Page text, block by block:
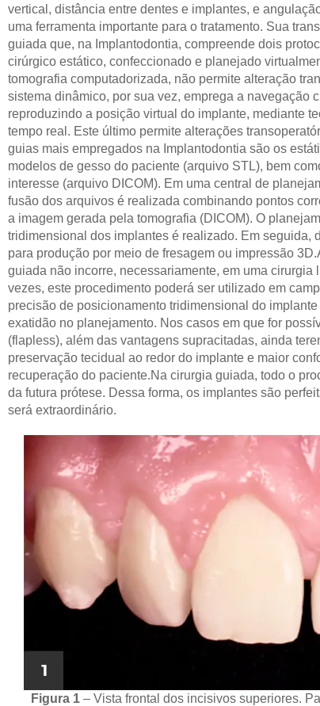
vertical, distância entre dentes e implantes, e
uma ferramenta importante para o tratamento. Sua
guiada que, na Implantodontia, compreende dois
cirúrgico estático, confeccionado e planejado
tomografia computadorizada, não permite alteração
sistema dinâmico, por sua vez, emprega a navegação
reproduzindo a posição virtual do implante, mediante
tempo real. Este último permite alterações
guias mais empregados na Implantodontia são os
modelos de gesso do paciente (arquivo STL), bem
interesse (arquivo DICOM). Em uma central de
fusão dos arquivos é realizada combinando pontos
a imagem gerada pela tomografia (DICOM). O
tridimensional dos implantes é realizado. Em seguida,
para produção por meio de fresagem ou impressão 3D.
guiada não incorre, necessariamente, em uma
vezes, este procedimento poderá ser utilizado em
precisão de posicionamento tridimensional do
exatidão no planejamento. Nos casos em que for
(flapless), além das vantagens supracitadas, ainda
preservação tecidual ao redor do implante e maior
recuperação do paciente.Na cirurgia guiada, todo o
da futura prótese. Dessa forma, os implantes são
será extraordinário.
Figura 1 – Vista frontal dos incisivos superiores.